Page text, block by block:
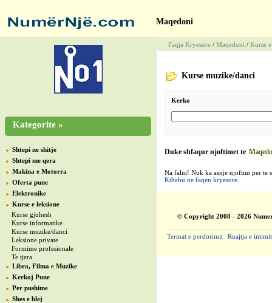
Maqedoni
Kategorite »
Shtepi ne shitje
Shtepi me qera
Makina e Motorra
Oferta pune
Elektronike
Kurse e leksione
Kurse gjuhesh
Kurse informatike
Kurse muzike/danci
Leksione private
Formime profesionale
Te tjera
Libra, Filma e Muzike
Kerkoj Pune
Per pushime
Shes e blej
Faqja Kryesore / Maqedoni / Kurse
Kurse muzike/danci
Kerko
Duke shfaqur njoftimet te
Na falni! Nuk ka asnje njoftim per te
Kthehu ne faqen kryesore.
© Copyright 2008 - 2026
Termat e perdorimit Ruajtja e